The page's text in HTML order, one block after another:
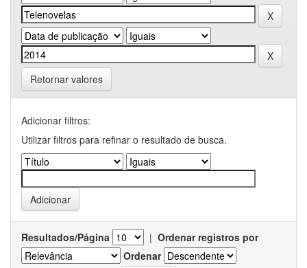
Retornar valores
Adicionar filtros:
Utilizar filtros para refinar o resultado de busca.
Resultados/Página | Ordenar registros por
Ordenar